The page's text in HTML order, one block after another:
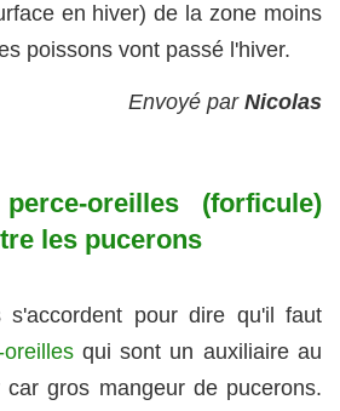
en hiver) de la zone moins
poissons vont passé l'hiver.
Envoyé par Nicolas
oreilles (forficule)
les pucerons
s'accordent pour dire qu'il faut
qui sont un auxiliaire au
gros mangeur de pucerons.